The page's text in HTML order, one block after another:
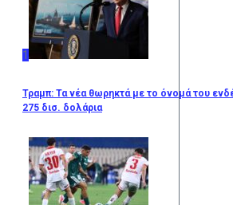
1
Τραμπ: Τα νέα θωρηκτά με το όνομά του
275 δισ. δολάρια